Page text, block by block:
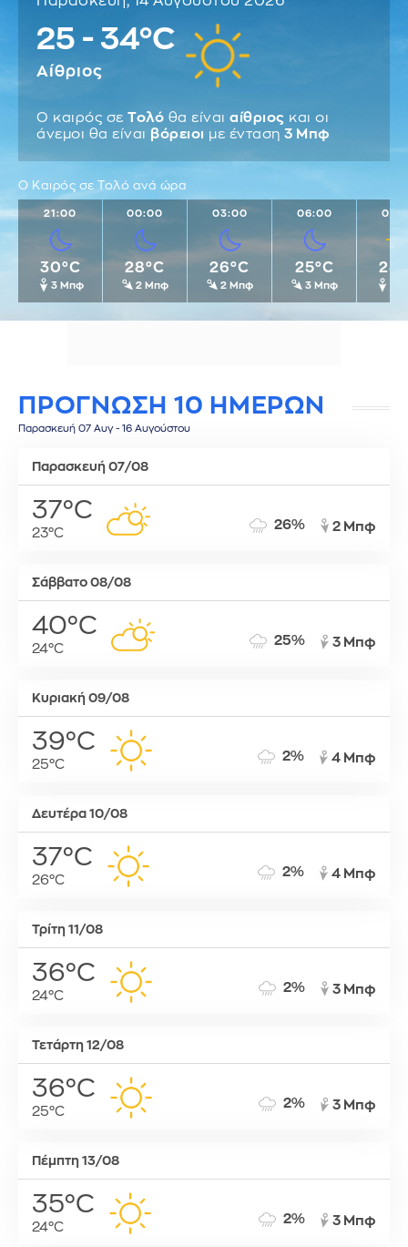
25 - 34°C
Αίθριος
Ο καιρός σε Τολό θα είναι αίθριος και οι
άνεμοι θα είναι βόρειοι με ένταση 3 Μπφ
Ο Καιρός σε Τολό ανά ώρα
21:00
30°C
3 Μπφ
00:00
28°C
2 Μπφ
03:00
26°C
2 Μπφ
06:00
25°C
3 Μπφ
ΠΡΟΓΝΩΣΗ 10 ΗΜΕΡΩΝ
Παρασκευή 07 Αυγ - 16 Αυγούστου
Παρασκευή 07/08
37°C
23°C
26% 2 Μπφ
Σάββατο 08/08
40°C
24°C
25% 3 Μπφ
Κυριακή 09/08
39°C
25°C
2% 4 Μπφ
Δευτέρα 10/08
37°C
26°C
2% 4 Μπφ
Τρίτη 11/08
36°C
24°C
2% 3 Μπφ
Τετάρτη 12/08
36°C
25°C
2% 3 Μπφ
Πέμπτη 13/08
35°C
24°C
2% 3 Μπφ